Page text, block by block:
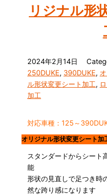
リジナル形
2024年2月14日
250DUKE, 390DUKE,
ル形状変更シート加工,
加工
対応車種：125～
オリジナル形状変更シート加
スタンダードからシー
能
形状の見直しで足つき時
然な跨り感になります